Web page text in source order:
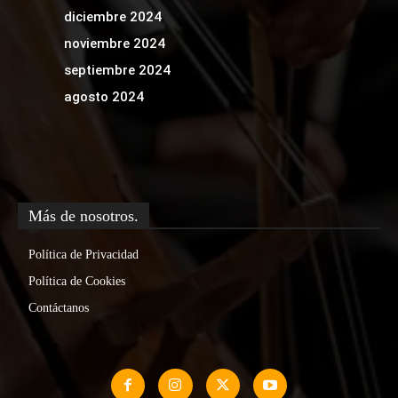
diciembre 2024
noviembre 2024
septiembre 2024
agosto 2024
Más de nosotros.
Política de Privacidad
Política de Cookies
Contáctanos